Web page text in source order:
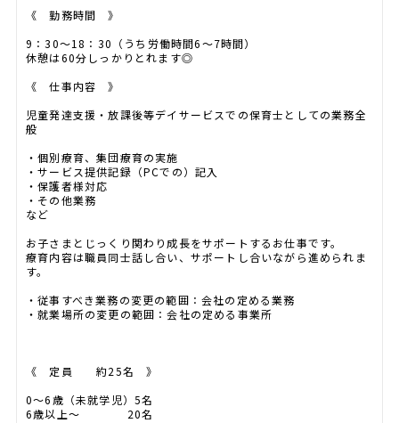
《 勤務時間 》
9：30～18：30（うち労働時間6～7時間）
休憩は60分しっかりとれます◎
《 仕事内容 》
児童発達支援・放課後等デイサービスでの保育士としての業務全
般
・個別療育、集団療育の実施
・サービス提供記録（PCでの）記入
・保護者様対応
・その他業務
など
お子さまとじっくり関わり成長をサポートするお仕事です。
療育内容は職員同士話し合い、サポートし合いながら進められま
す。
・従事すべき業務の変更の範囲：会社の定める業務
・就業場所の変更の範囲：会社の定める事業所
《 定員 約25名 》
0～6歳（未就学児）5名
6歳以上～ 20名